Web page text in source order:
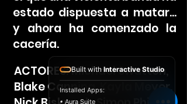
estado dispuesta a matar...
y ahora ha comenzado la
cacería.
ACTORES: Michael Swatton,
Blake Canning, Kayla Meyer,
Built with Interactive Studio
Installed Apps:
• Aura Suite